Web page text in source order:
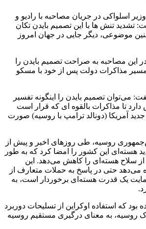
اسلواکی در جریان مصاحبه با رادیو و
تشدید تنش ها با این تصمیم بایدن تکان
موضوعی، دیگر جایی در جهان امروز
این مصاحبه به صراحت تصمیم بایدن را
مذاکرات دولت پس از خود با مسکو
می‌توان تصمیم بایدن را اینگونه تفسیر
تا مذاکرات بالقوه ای که قرار است
آمریکا (دونالد ترامپ با روسیه) صورت
روسیه، طی روزهای اخیر و پیش از
هسته‌ای این کشور را امضا کرد که به طور
از سلاح هسته‌ای را کاهش می‌دهد. این
می‌دهد حتی در پاسخ به حملات متعارف از
یک قدرت هسته‌ای برخوردار است، به
بود که استفاده اوکراین از تسلیحات دوربرد
روسیه، به معنای درگیری مستقیم روسیه